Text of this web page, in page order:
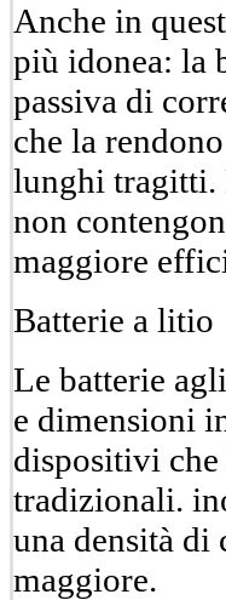
Anche in
più idonea: la
passiva di
che la
lunghi tragitti.
non
maggiore
Batterie a litio
Le batterie
e dimensioni
dispositivi
tradizionali.
una densità di
maggiore.